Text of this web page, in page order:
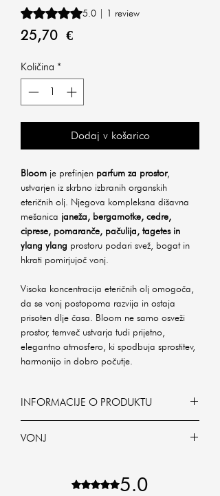
Rating is 5.0 out of five stars based on 1
5.0 | 1 review
25,70 €Price
Količina *
Dodaj v košarico
Bloom je prefinjen parfum za prostor,
ustvarjen iz skrbno izbranih organskih
eteričnih olj. Njegova kompleksna dišavna
mešanica janeža, bergamotke, cedre,
ciprese, pomaranče, pačulija, tagetes in
ylang ylang prostoru podari svež, bogat in
hkrati pomirjujoč vonj.
Visoka koncentracija eteričnih olj omogoča,
da se vonj postopoma razvija in ostaja
prisoten dlje časa. Bloom ne samo osveži
prostor, temveč ustvarja tudi prijetno,
elegantno atmosfero, ki spodbuja sprostitev,
harmonijo in dobro počutje.
INFORMACIJE O PRODUKTU
Parfum 50ml
koncentrirana, bogatejša in
VONJ
Dišava Bloom je sestavljena z mešanice
Ocena 5 od 5 zvezdic.
5.0